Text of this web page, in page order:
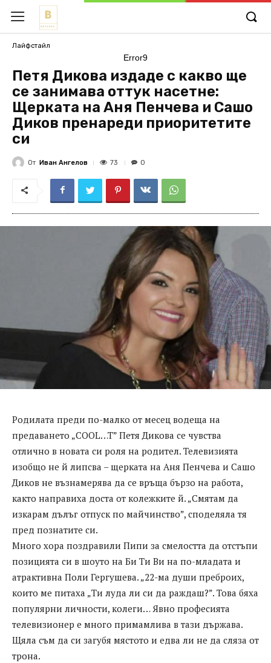
Лайфстайл
Error9
Петя Дикова издаде с какво ще
се занимава оттук насетне:
Щерката на Аня Пенчева и Сашо
Диков пренареди приоритетите
си
От Иван Ангелов 73 0
Родилата преди по-малко от месец водеща на
предаването „COOL…T” Петя Дикова се чувства
отлично в новата си роля на родител. Телевизията
изобщо не й липсва – щерката на Аня Пенчева и Сашо
Диков не възнамерява да се връща бързо на работа,
както направиха доста от колежките й. „Смятам да
изкарам дълъг отпуск по майчинство”, споделяла тя
пред познатите си.
Много хора поздравили Пипи за смелостта да отстъпи
позицията си в шоуто на Би Ти Ви на по-младата и
атрактивна Поли Гергушева. „22-ма души преброих,
които ме питаха „Ти луда ли си да раждаш?”. Това бяха
популярни личности, колеги… Явно професията
телевизионер е много примамлива в тази държава.
Щяла съм да си загубя мястото и едва ли не да сляза от
трона.